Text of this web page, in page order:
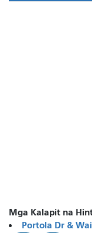
Mga Kalapit na
Portola Dr &